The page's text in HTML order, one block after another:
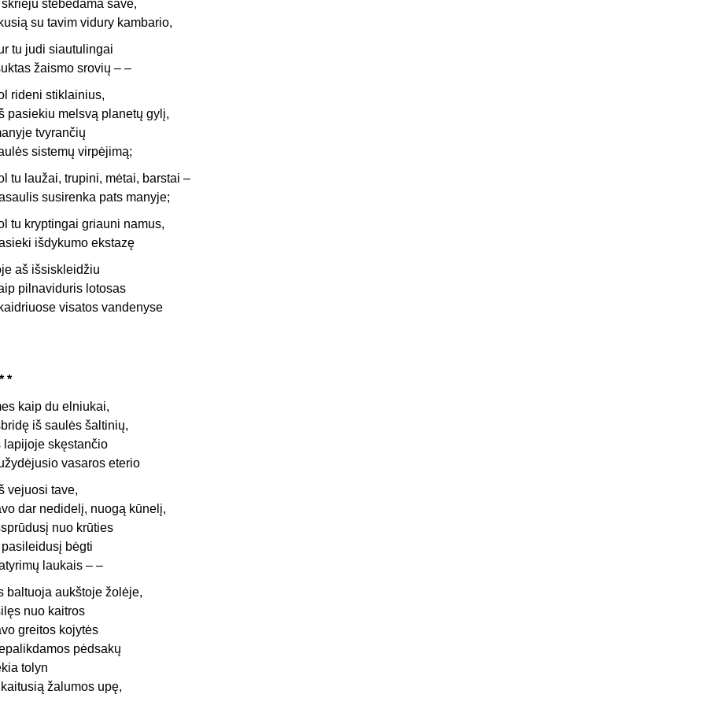
skrieju stebėdama save,
su tavim vidury kambario,
tu judi siautulingai
žaismo srovių – –
rideni stiklainius,
pasiekiu melsvą planetų gylį,
tvyrančių
sistemų virpėjimą;
tu laužai, trupini, mėtai, barstai –
susirenka pats manyje;
tu kryptingai griauni namus,
išdykumo ekstazę
aš išsiskleidžiu
pilnaviduris lotosas
visatos vandenyse
*
kaip du elniukai,
iš saulės šaltinių,
lapijoje skęstančio
vasaros eterio
vejuosi tave,
dar nedidelį, nuogą kūnelį,
nuo krūties
pasileidusį bėgti
laukais – –
baltuoja aukštoje žolėje,
nuo kaitros
greitos kojytės
pėdsakų
tolyn
žalumos upę,